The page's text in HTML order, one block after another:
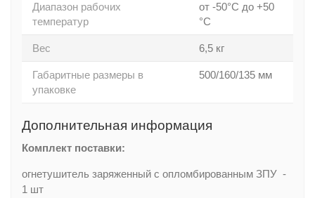
Диапазон рабочих
температур
от -50°С до +50
°С
Вес 6,5 кг
Габаритные размеры в
упаковке
500/160/135 мм
Дополнительная информация
Комплект поставки:
огнетушитель заряженный с опломбированным ЗПУ -
1 шт